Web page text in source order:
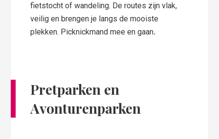
fietstocht of wandeling. De routes zijn vlak,
veilig en brengen je langs de mooiste
plekken. Picknickmand mee en gaan.
Pretparken en
Avonturenparken